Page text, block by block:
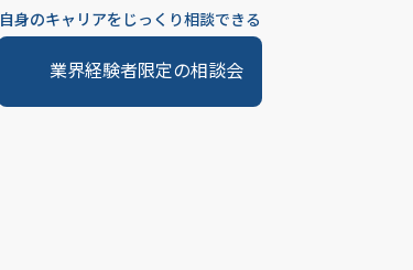
自身のキャリアをじっくり相談できる
業界経験者限定の相談会